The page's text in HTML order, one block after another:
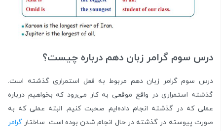
درس سوم گرامر زبان دهم درباره چیست؟
درس سوم گرامر زبان دهم مربوط به فعل استمراری گذشته است.
گذشته استمراری در واقع موقعی به کار می‌رود که بخواهیم درباره
عملی که در گذشته انجام داده‌ایم صحبت کنیم. البته عملی که به
صورت پیوسته در گذشته در حال انجام شدن بوده است. ساختار گرامر